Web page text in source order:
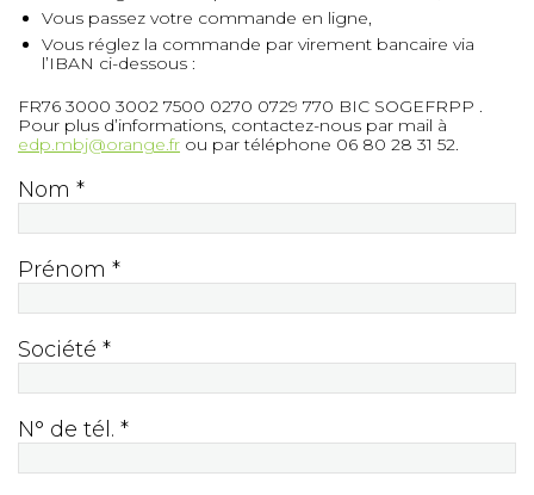
Vous passez votre commande en ligne,
Vous réglez la commande par virement bancaire via
l’IBAN ci-dessous :
FR76 3000 3002 7500 0270 0729 770 BIC SOGEFRPP .
Pour plus d’informations, contactez-nous par mail à
edp.mbj@orange.fr ou par téléphone 06 80 28 31 52.
Nom *
Prénom *
Société *
N° de tél. *